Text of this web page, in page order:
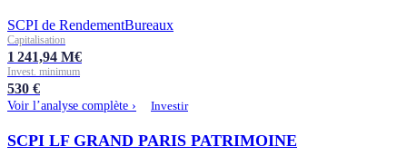
SCPI de RendementBureaux
Capitalisation
1 241,94 M€
Invest. minimum
530 €
Voir l’analyse complète › Investir
SCPI LF GRAND PARIS PATRIMOINE